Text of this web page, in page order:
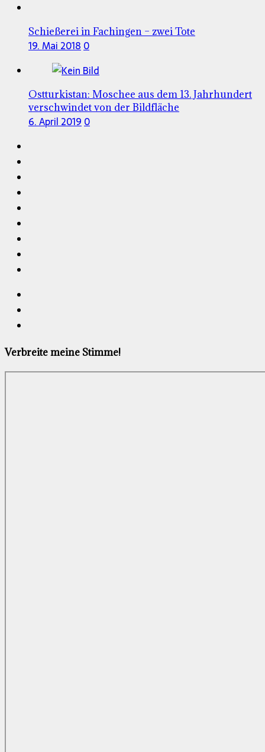
Schießerei in Fachingen – zwei Tote
19. Mai 2018 0
Ostturkistan: Moschee aus dem 13. Jahrhundert
verschwindet von der Bildfläche
6. April 2019 0
Verbreite meine Stimme!